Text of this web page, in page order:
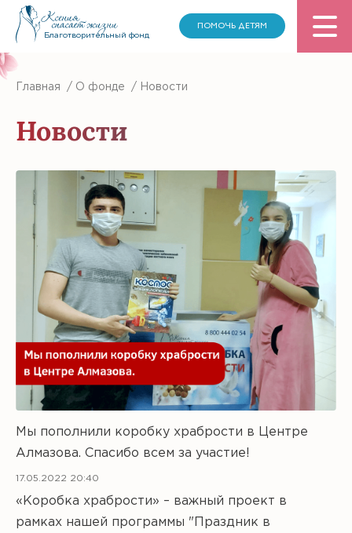
Благотворительный фонд
ПОМОЧЬ ДЕТЯМ
Главная / О фонде / Новости
Новости
Мы пополнили коробку храбрости в Центре
Алмазова. Спасибо всем за участие!
17.05.2022 20:40
«Коробка храбрости» – важный проект в
рамках нашей программы "Праздник в